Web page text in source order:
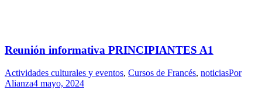
Reunión informativa PRINCIPIANTES A1
Actividades culturales y eventos, Cursos de Francés, noticiasPor
Alianza4 mayo, 2024